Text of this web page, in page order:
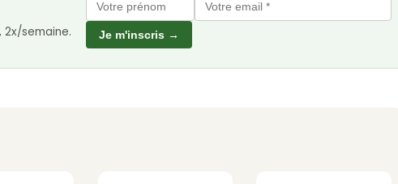
semaine. Je m'inscris →